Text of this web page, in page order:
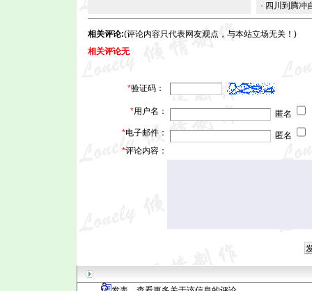
· 四川到腾冲
相关评论:(评论内容只代表网友观点，与本站立场无关！)
相关评论无
*验证码：
*用户名：
匿名
*电子邮件：
匿名
*评论内容：